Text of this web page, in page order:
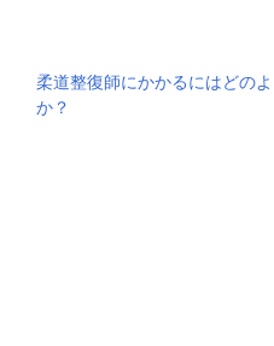
柔道整復師にかかるにはどの
か？